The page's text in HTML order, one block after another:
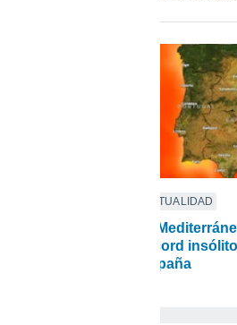
ACTUALIDAD
El
récord
España